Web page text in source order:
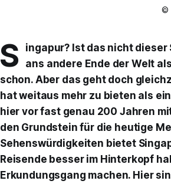
©
S
ingapur? Ist das nicht
ans andere Ende der Welt
schon. Aber das geht doch
hat weitaus mehr zu bieten als
hier vor fast genau 200 Jahren
den Grundstein für die heutige
Sehenswürdigkeiten bietet
Reisende besser im Hinterkopf
Erkundungsgang machen. Hier